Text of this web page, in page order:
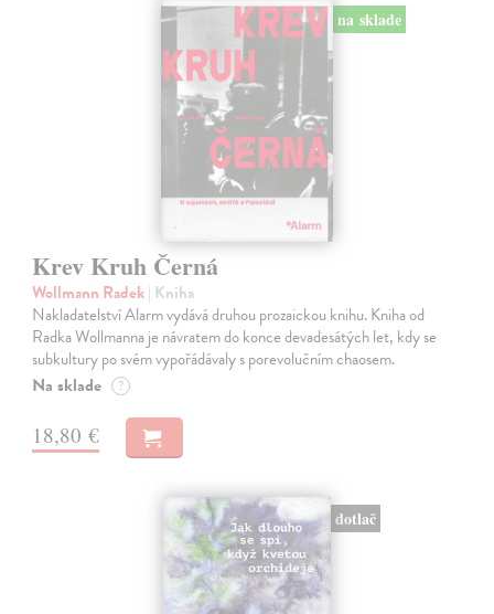
na sklade
Krev Kruh Černá
Wollmann Radek| Kniha
Nakladatelství Alarm vydává druhou prozaickou knihu. Kniha od
Radka Wollmanna je návratem do konce devadesátých let, kdy se
subkultury po svém vypořádávaly s porevolučním chaosem.
Na sklade ?
18,80 €
dotlač